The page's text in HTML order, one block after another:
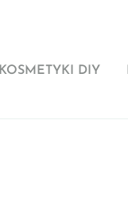
KOSMETYKI DIY